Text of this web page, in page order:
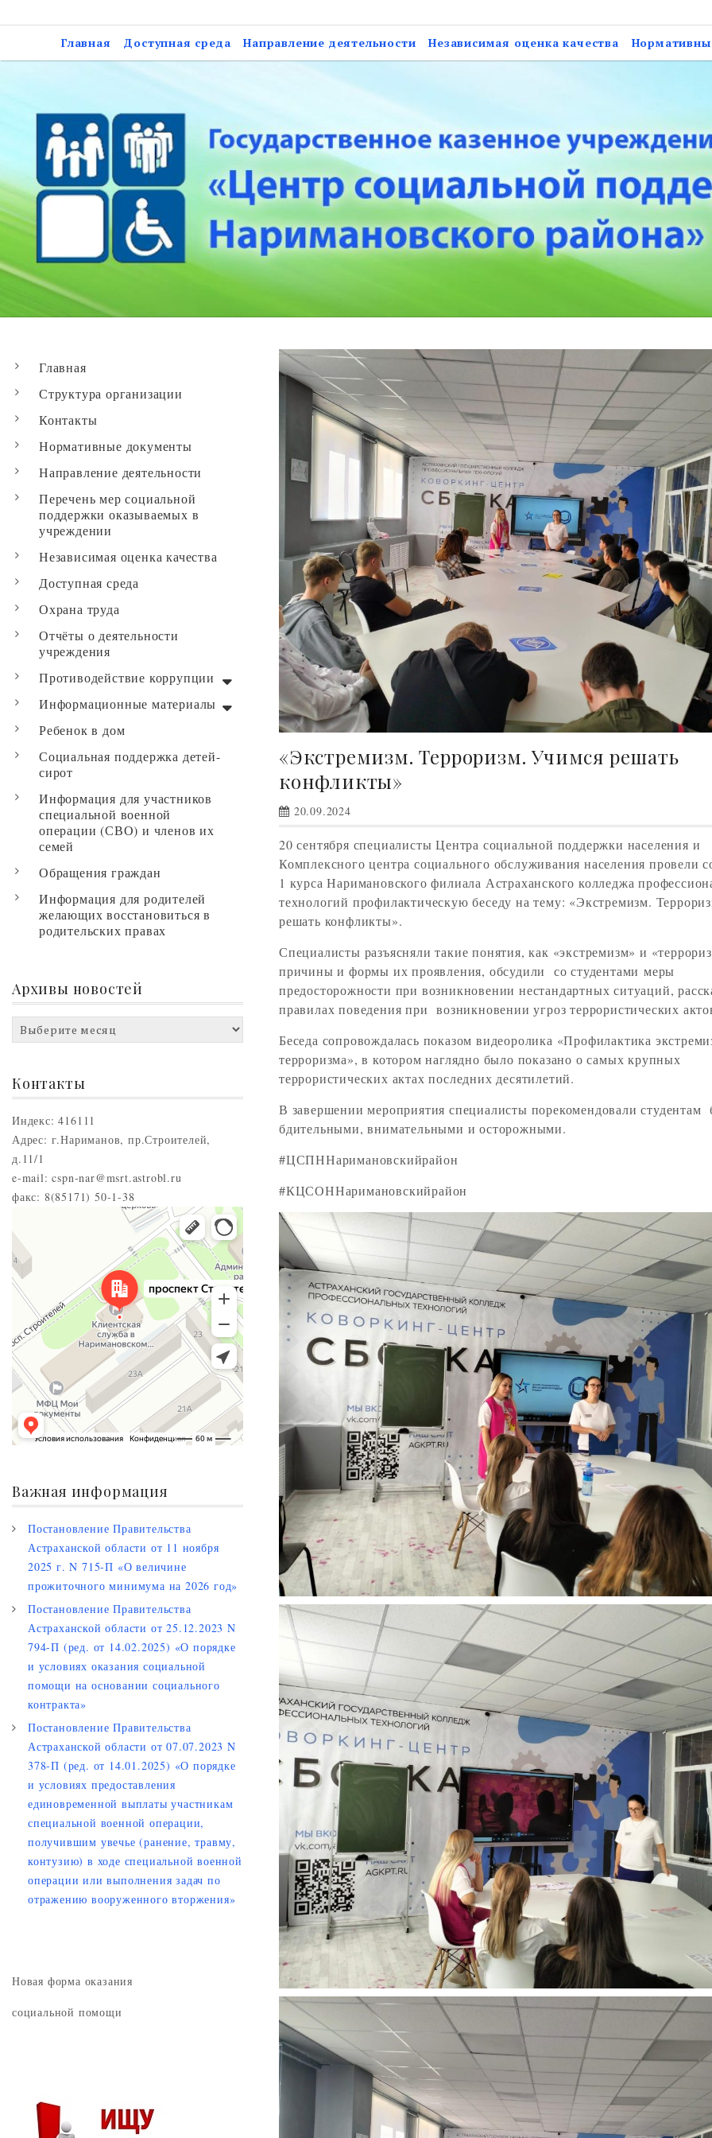
to
Государственное казенное учреждение
социальной поддержки населения
Главная Доступная среда Направление деятельности Независимая оценка качества
«Экстремизм. Терроризм. Учимся решать
конфликты»
20.09.2024
20 сентября специалисты Центра социальной поддержки населения и
Комплексного центра социального обслуживания населения провели
1 курса Наримановского филиала Астраханского колледжа
технологий профилактическую беседу на тему: «Экстремизм.
решать конфликты».
Специалисты разъясняли такие понятия, как «экстремизм» и
причины и формы их проявления, обсудили со студентами меры
предосторожности при возникновении нестандартных ситуаций,
правилах поведения при возникновении угроз террористических
Беседа сопровождалась показом видеоролика «Профилактика
терроризма», в котором наглядно было показано о самых крупных
террористических актах последних десятилетий.
В завершении мероприятия специалисты порекомендовали студентам
бдительными, внимательными и осторожными.
#ЦСПННаримановскийрайон
#КЦСОННаримановскийрайон
Главная
Структура организации
Контакты
Нормативные документы
Направление деятельности
Перечень мер социальной
поддержки оказываемых в
учреждении
Независимая оценка качества
Доступная среда
Охрана труда
Отчёты о деятельности
учреждения
Противодействие коррупции
Информационные материалы
Ребенок в дом
Социальная поддержка детей-
сирот
Информация для участников
специальной военной
операции (СВО) и членов их
семей
Обращения граждан
Информация для родителей
желающих восстановиться в
родительских правах
Архивы новостей
Архивы
новостей
Контакты
Индекс: 416111
Адрес: г.Нариманов, пр.Строителей,
д.11/1
e-mail: cspn-nar@msrt.astrobl.ru
факс: 8(85171) 50-1-38
Проспект Строителей, 5 — Яндекс.Карты
Важная информация
Постановление Правительства
Астраханской области от 11 ноября
2025 г. N 715-П «О величине
прожиточного минимума на 2026 год»
Постановление Правительства
Астраханской области от 25.12.2023 N
794-П (ред. от 14.02.2025) «О порядке
и условиях оказания социальной
помощи на основании социального
контракта»
Постановление Правительства
Астраханской области от 07.07.2023 N
378-П (ред. от 14.01.2025) «О порядке
и условиях предоставления
единовременной выплаты участникам
специальной военной операции,
получившим увечье (ранение, травму,
контузию) в ходе специальной военной
операции или выполнения задач по
отражению вооруженного вторжения»
Новая форма оказания
социальной помощи